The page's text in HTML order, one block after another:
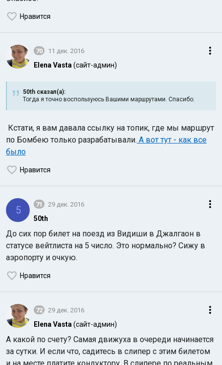
Нравится
70 11 дек. 2016
Elena Vasta (сайт-админ)
50th сказал(а):
Тогда я точно воспользуюсь Вашими маршрутами. Спасибо.
Кстати, я вам давала ссылку на топик, где мы маршрут
по Бомбею только разрабатывали. А вот тут - как все
было
Нравится
5 71 29 дек. 2016
50th
До сих пор билет на поезд из Видиши в Джалгаон в
статусе вейтлиста на 5 число. Это нормально? Сижу в
аэропорту и очкую.
Нравится
72 29 дек. 2016
Elena Vasta (сайт-админ)
А какой по счету? Самая движуха в очереди начинается
за сутки. И если что, садитесь в слипер с этим билетом